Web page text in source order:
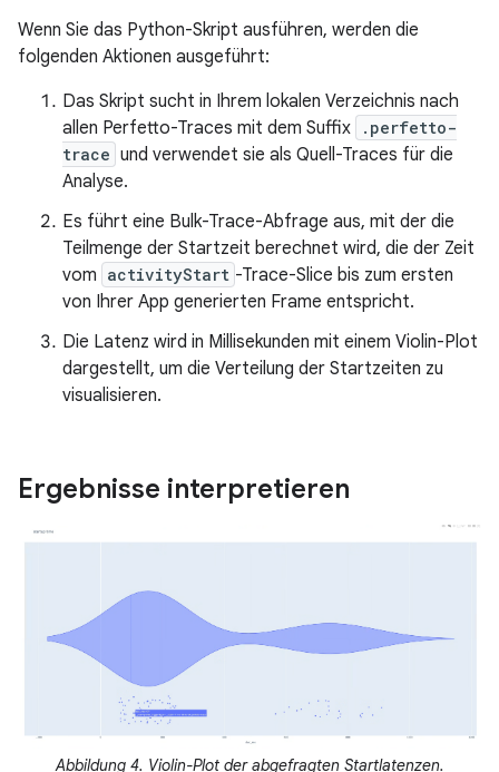
Wenn Sie das Python-Skript ausführen, werden die
folgenden Aktionen ausgeführt:
Das Skript sucht in Ihrem lokalen Verzeichnis nach
allen Perfetto-Traces mit dem Suffix
.perfetto-
trace und verwendet sie als Quell-Traces für die
Analyse.
Es führt eine Bulk-Trace-Abfrage aus, mit der die
Teilmenge der Startzeit berechnet wird, die der Zeit
vom activityStart -Trace-Slice bis zum ersten
von Ihrer App generierten Frame entspricht.
Die Latenz wird in Millisekunden mit einem Violin-Plot
dargestellt, um die Verteilung der Startzeiten zu
visualisieren.
Ergebnisse interpretieren
Abbildung 4. Violin-Plot der abgefragten Startlatenzen.